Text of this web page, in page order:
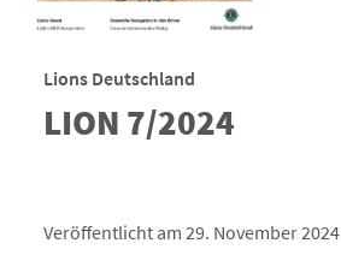
Lions Deutschland
LION 7/2024
Veröffentlicht am 29. November 2024